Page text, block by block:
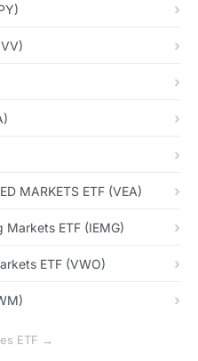
MARKETS ETF (VEA)
Markets ETF (IEMG)
ETF (VWO)
ETF →